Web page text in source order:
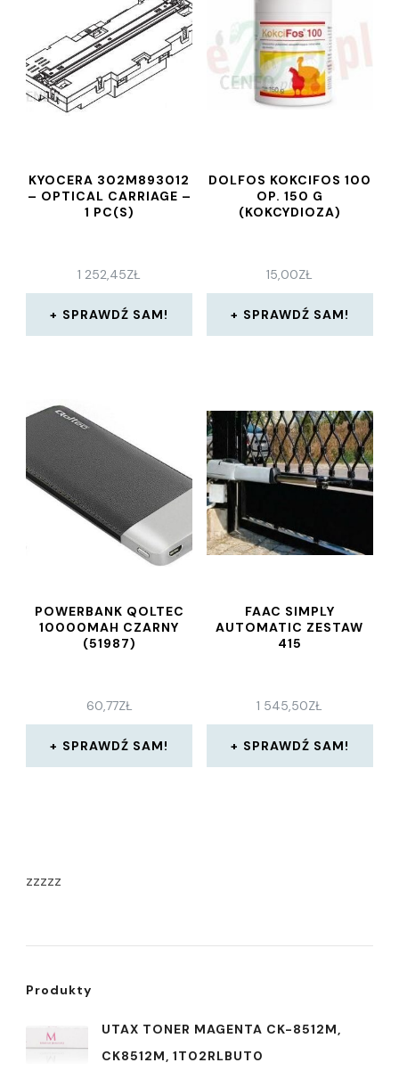
KYOCERA 302M893012
– OPTICAL CARRIAGE –
1 PC(S)
1 252,45ZŁ
SPRAWDŹ SAM!
DOLFOS KOKCIFOS 100
OP. 150 G
(KOKCYDIOZA)
15,00ZŁ
SPRAWDŹ SAM!
POWERBANK QOLTEC
10000MAH CZARNY
(51987)
60,77ZŁ
SPRAWDŹ SAM!
FAAC SIMPLY
AUTOMATIC ZESTAW
415
1 545,50ZŁ
SPRAWDŹ SAM!
zzzzz
Produkty
UTAX TONER MAGENTA CK-8512M,
CK8512M, 1T02RLBUT0